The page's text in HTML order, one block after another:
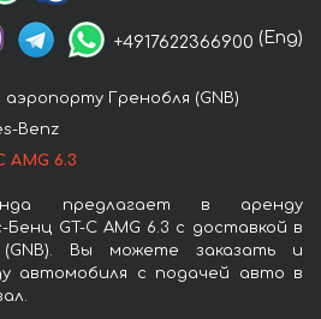
+4917622366900 (Eng)
Гренобля (GNB)
Benz
AMG 6.3
предлагает в аренду
GT-C AMG 6.3 с доставкой в
Вы можете заказать и
автомобиля с подачей авто в